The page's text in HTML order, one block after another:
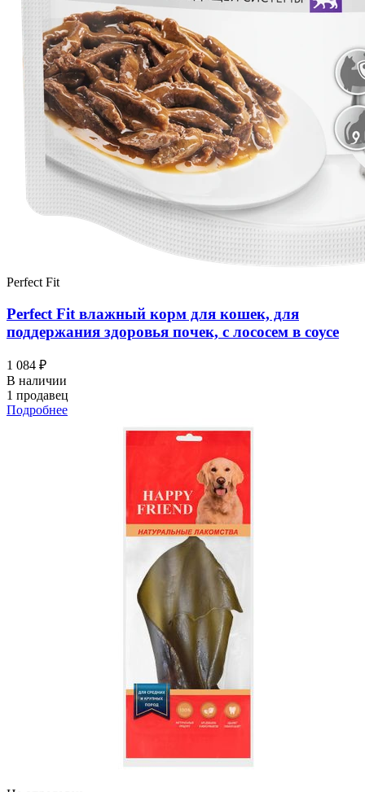
Perfect Fit
Perfect Fit влажный корм для кошек, для
поддержания здоровья почек, с лососем в соусе
1 084 ₽
В наличии
1 продавец
Подробнее